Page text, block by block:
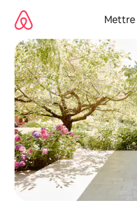
directement
contenu
Mettre